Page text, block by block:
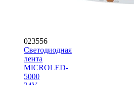
023556
Светодиодная
лента
MICROLED-
5000